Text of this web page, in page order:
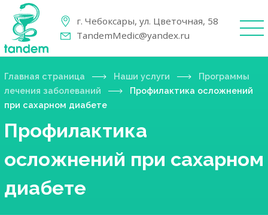
г. Чебоксары, ул. Цветочная, 58
TandemMedic@yandex.ru
Главная страница Наши услуги
Программы
лечения заболеваний
Профилактика осложнений
при сахарном диабете
Профилактика
осложнений при сахарном
диабете